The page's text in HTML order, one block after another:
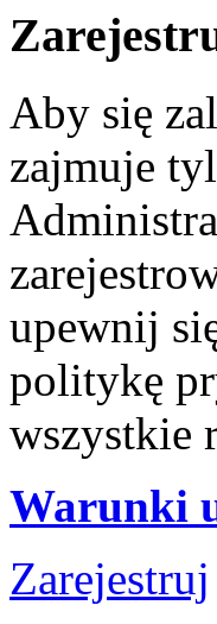
Aby się
zajmuje
upewnij
politykę
wszystkie
Warunki
Zarejestruj